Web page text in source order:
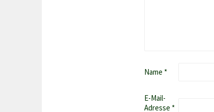
Name *
E-Mail-
Adresse *